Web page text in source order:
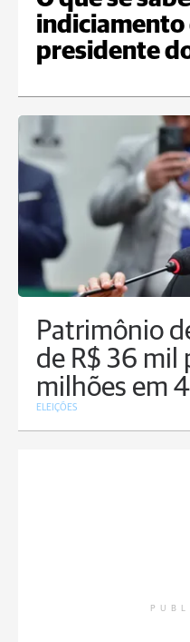
indiciamento
presidente
Patrimônio
de R$ 36 mil
milhões em
ELEIÇÕES